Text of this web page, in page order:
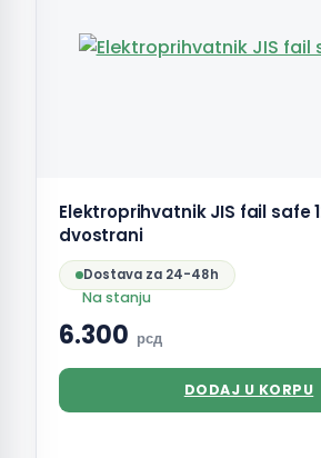
Elektroprihvatnik JIS fail safe
dvostrani
Dostava za 24-48h
Na stanju
6.300 рсд
DODAJ U KORPU